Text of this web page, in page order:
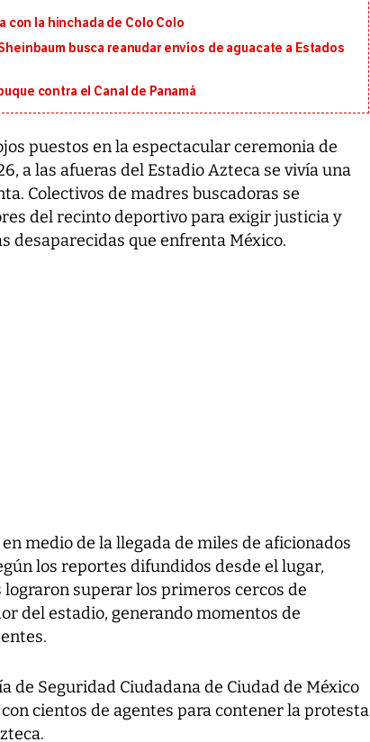
con la hinchada de Colo Colo
busca reanudar envíos de aguacate a Estados
contra el Canal de Panamá
puestos en la espectacular ceremonia de
a las afueras del Estadio Azteca se vivía una
Colectivos de madres buscadoras se
del recinto deportivo para exigir justicia y
desaparecidas que enfrenta México.
medio de la llegada de miles de aficionados
los reportes difundidos desde el lugar,
superar los primeros cercos de
del estadio, generando momentos de
de Seguridad Ciudadana de Ciudad de México
cientos de agentes para contener la protesta